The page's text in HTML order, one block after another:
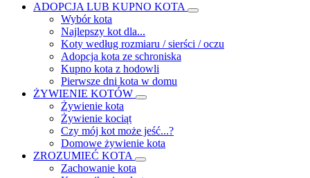
ADOPCJA LUB KUPNO KOTA
Wybór kota
Najlepszy kot dla...
Koty według rozmiaru / sierści / oczu
Adopcja kota ze schroniska
Kupno kota z hodowli
Pierwsze dni kota w domu
ŻYWIENIE KOTÓW
Żywienie kota
Żywienie kociąt
Czy mój kot może jeść...?
Domowe żywienie kota
ZROZUMIEĆ KOTA
Zachowanie kota